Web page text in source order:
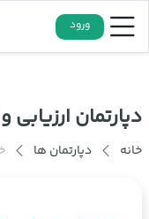
ورود
دپارتمان
خانه دپارتمان ها